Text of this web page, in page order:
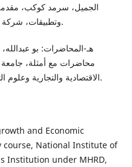
الجميل، سرمد كوكب،
وتطبيقات، شركة دار الأكاديميون للنشر والتوزيع، 2016.
هـ-المحاضرات: بو عبدالله،
محاضرات مع أمثلة، جامعة
الاقتصادية والتجارية وعلوم التسيير، قسم العلوم الاقتصادية، 2020.
and Economic
course, National Institute of
Institution under MHRD,